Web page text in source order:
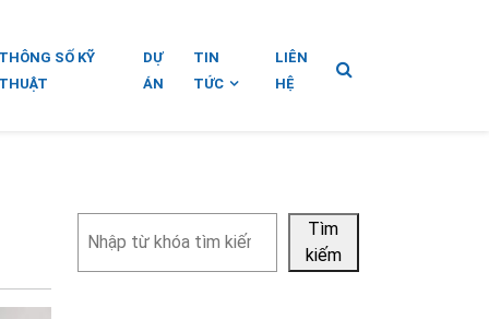
SỐ KỸ
DỰ
ÁN
TIN
TỨC
LIÊN
HỆ
kiếm
Tìm
kiếm